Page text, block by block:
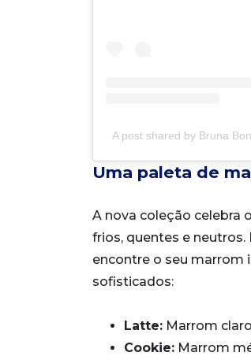
A post shared by Bruna
Uma paleta de
A nova coleção celebra
frios, quentes e
encontre o seu marrom
sofisticados:
Latte: Marrom
Cookie: Marrom